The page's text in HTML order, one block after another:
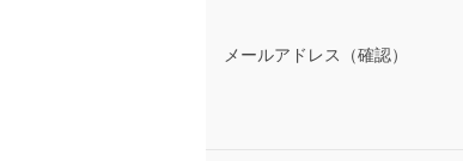
メールアドレス（確認）